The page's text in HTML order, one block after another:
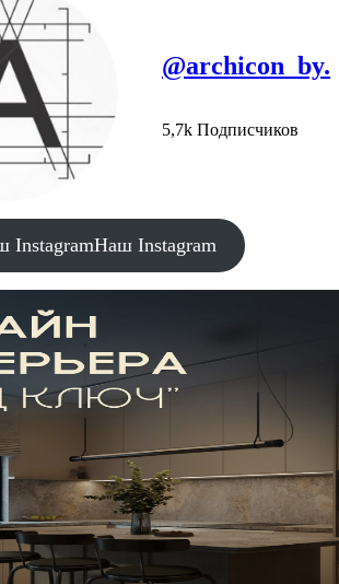
@archicon_by.
5,7k Подписчиков
InstagramНаш Instagram